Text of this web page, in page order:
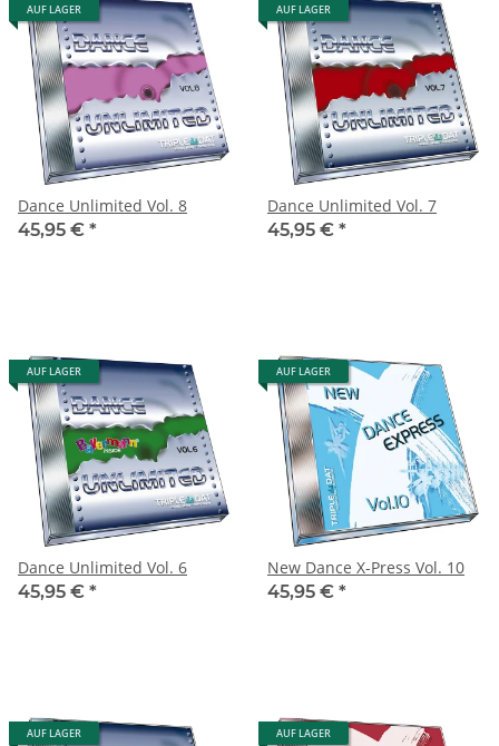
AUF LAGER
Dance Unlimited Vol. 8
45,95 € *
AUF LAGER
Dance Unlimited Vol. 7
45,95 € *
AUF LAGER
Dance Unlimited Vol. 6
45,95 € *
AUF LAGER
New Dance X-Press Vol. 10
45,95 € *
AUF LAGER AUF LAGER